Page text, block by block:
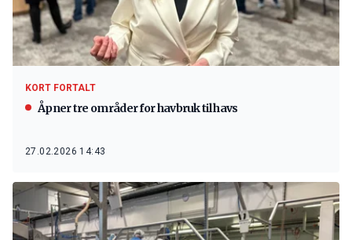
KORT FORTALT
Åpner tre områder for havbruk til havs
27.02.2026 14:43